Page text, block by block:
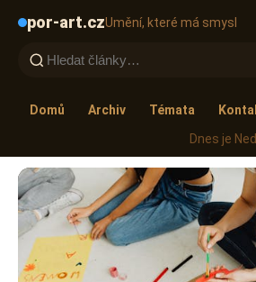
por-art.czUmění, které má smysl
Domů Archiv Témata
Dnes je